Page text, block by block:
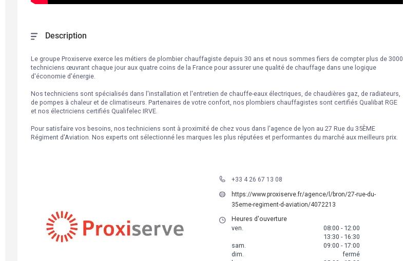
Description
Le groupe Proxiserve exerce les métiers de plombier chauffagiste depuis 30 ans et nous sommes fiers de compter plus de 3000
techniciens œuvrant chaque jour aux quatre coins de la France pour assurer une qualité de chauffage dans une logique
d'économie d'énergie.
Nos techniciens sont spécialisés dans l'installation et l'entretien de chauffe-eaux électriques, de chaudières gaz, de radiateurs,
de pompes à chaleur et de climatiseurs. Partenaires de votre confort, nos plombiers chauffagistes sont certifiés Qualibat RGE
et nos électriciens certifiés Qualifelec IRVE.
Pour satisfaire vos besoins, nos techniciens sont à proximité de chez vous dans l'agence de lyon au 27 Rue du 35ÈME
Régiment d'Aviation. Nos experts ont sélectionné les marques les plus réputées et performantes du marché aux meilleurs prix.
+33 4 26 67 13 08
https://www.proxiserve.fr/agence/l/bron/27-rue-du-
35eme-regiment-d-aviation/4072213
Heures d'ouverture
ven.
08:00 - 12:00
13:30 - 16:30
sam.
09:00 - 17:00
dim.
fermé